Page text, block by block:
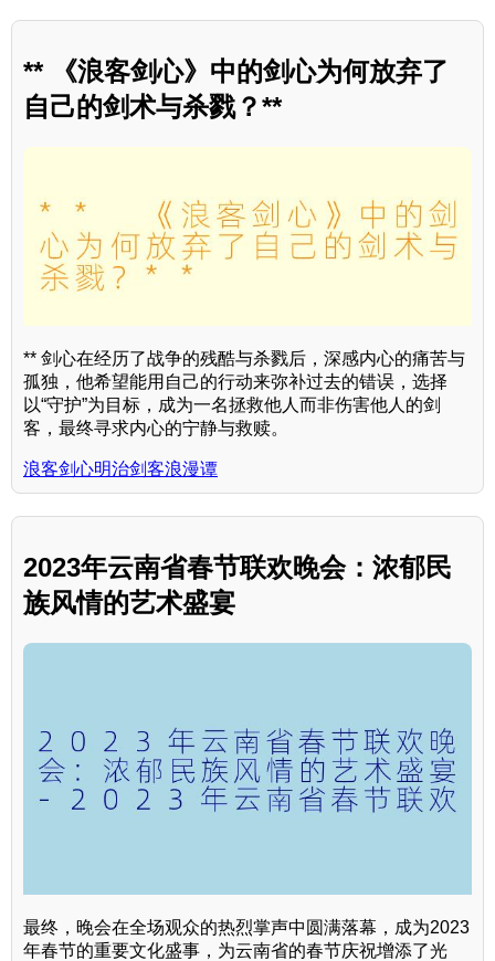
** 《浪客剑心》中的剑心为何放弃了
自己的剑术与杀戮？**
** 剑心在经历了战争的残酷与杀戮后，深感内心的痛苦与
孤独，他希望能用自己的行动来弥补过去的错误，选择
以“守护”为目标，成为一名拯救他人而非伤害他人的剑
客，最终寻求内心的宁静与救赎。
浪客剑心明治剑客浪漫谭
2023年云南省春节联欢晚会：浓郁民
族风情的艺术盛宴
最终，晚会在全场观众的热烈掌声中圆满落幕，成为2023
年春节的重要文化盛事，为云南省的春节庆祝增添了光